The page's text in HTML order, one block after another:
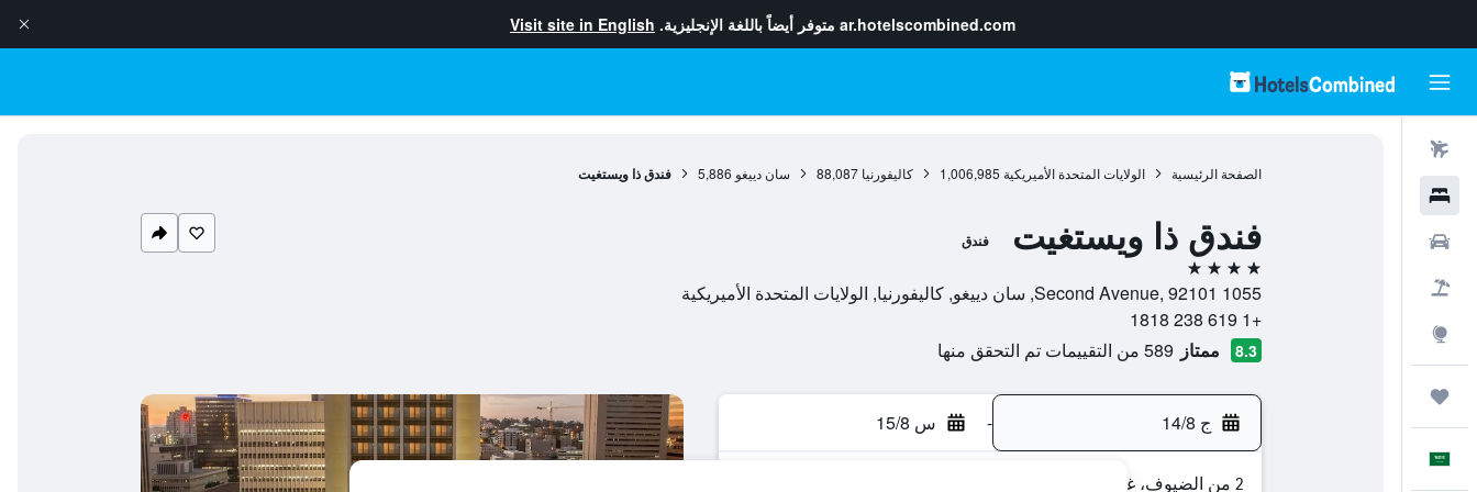
ar.hotelscombined.com متوفر أيضاً باللغة الإنجليزية. Visit site in English
الصفحة الرئيسية الولايات المتحدة الأميريكية 1,006,985 كاليفورنيا 88,087 سان دييغو 5,886 فندق ذا ويستغيت
فندق ذا ويستغيت فندق
4 نجوم
1055 Second Avenue, 92101, سان دييغو, كاليفورنيا, الولايات المتحدة الأميريكية
+1 619 238 1818
8.3 ممتاز 589 من التقييمات تم التحقق منها
ج 14/8 - س 15/8
2 من الضيوف، غرفة واحدة